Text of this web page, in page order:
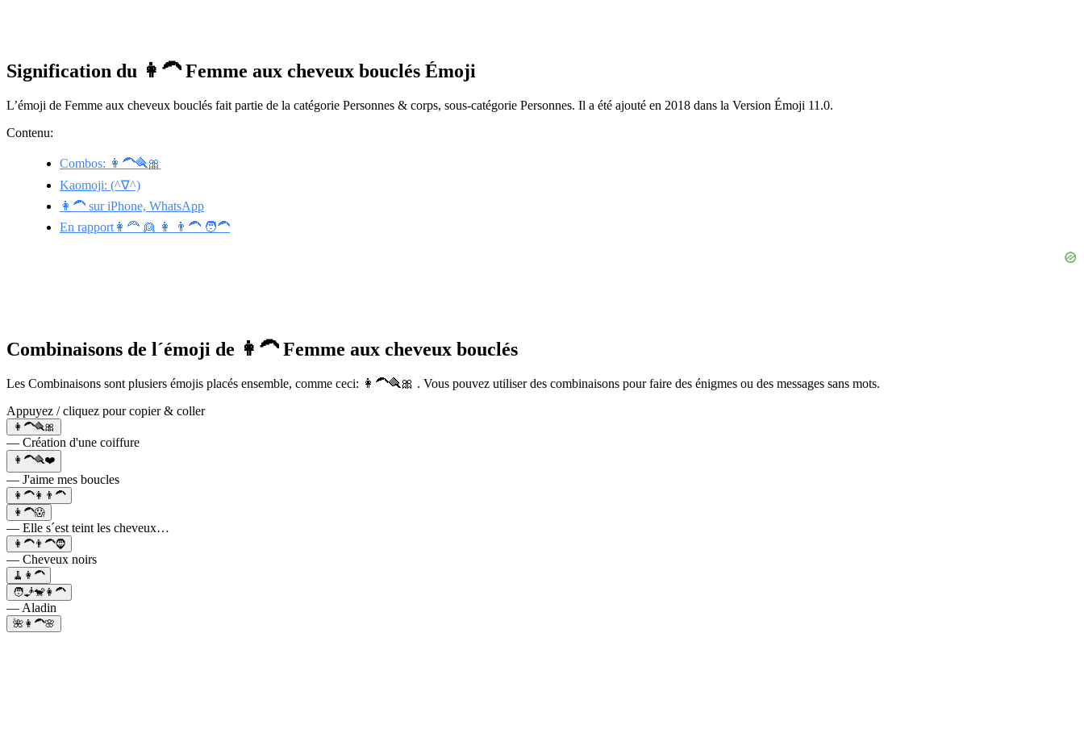
Signification du 👩‍🦱 Femme aux cheveux bouclés Émoji
L’émoji de Femme aux cheveux bouclés fait partie de la catégorie Personnes & corps, sous-catégorie Personnes. Il a été ajouté en 2018 dans la Version Émoji 11.0.
Contenu:
Combos: 👩‍🦱🪮🎀
Kaomoji: (^∇^)
👩‍🦱 sur iPhone, WhatsApp
En rapport👩‍🦰 👱 👩 👨‍🦱 🧑‍🦱
Combinaisons de l´émoji de 👩‍🦱 Femme aux cheveux bouclés
Les Combinaisons sont plusiers émojis placés ensemble, comme ceci: 👩‍🦱🪮🎀 . Vous pouvez utiliser des combinaisons pour faire des énigmes ou des messages sans mots.
Appuyez / cliquez pour copier & coller
👩‍🦱🪮🎀
— Création d'une coiffure
👩‍🦱🪮❤️
— J'aime mes boucles
👩‍🦱👩👨‍🦱
👩‍🦱😱
— Elle s´est teint les cheveux…
👩‍🦱👨‍🦱🧔
— Cheveux noirs
🧹👩‍🦱
🧑🧞🐒👩‍🦱
— Aladin
🌺👩‍🦱🌸